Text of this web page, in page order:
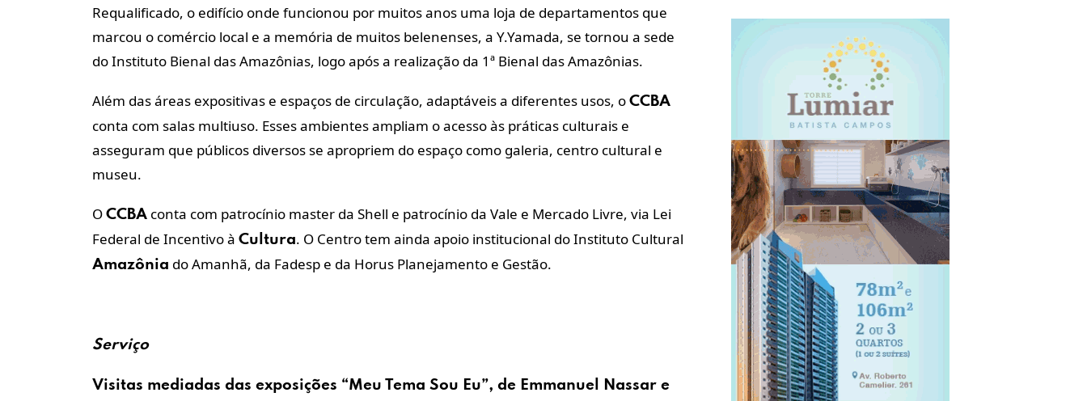
Requalificado, o edifício onde funcionou por muitos anos uma loja de departamentos que
marcou o comércio local e a memória de muitos belenenses, a Y.Yamada, se tornou a sede
do Instituto Bienal das Amazônias, logo após a realização da 1ª Bienal das Amazônias.
Além das áreas expositivas e espaços de circulação, adaptáveis a diferentes usos, o CCBA
conta com salas multiuso. Esses ambientes ampliam o acesso às práticas culturais e
asseguram que públicos diversos se apropriem do espaço como galeria, centro cultural e
museu.
O CCBA conta com patrocínio master da Shell e patrocínio da Vale e Mercado Livre, via Lei
Federal de Incentivo à Cultura. O Centro tem ainda apoio institucional do Instituto Cultural
Amazônia do Amanhã, da Fadesp e da Horus Planejamento e Gestão.
Serviço
Visitas mediadas das exposições “Meu Tema Sou Eu”, de Emmanuel Nassar e